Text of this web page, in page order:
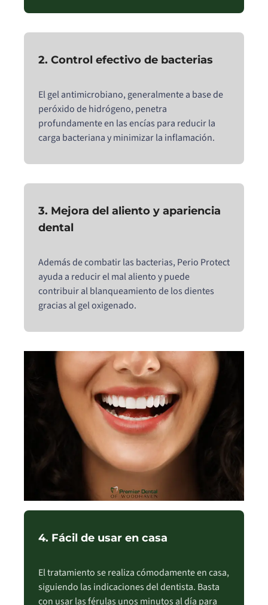
2. Control efectivo de bacterias
El gel antimicrobiano, generalmente a base de
peróxido de hidrógeno, penetra
profundamente en las encías para reducir la
carga bacteriana y minimizar la inflamación.
3. Mejora del aliento y apariencia
dental
Además de combatir las bacterias, Perio Protect
ayuda a reducir el mal aliento y puede
contribuir al blanqueamiento de los dientes
gracias al gel oxigenado.
4. Fácil de usar en casa
El tratamiento se realiza cómodamente en casa,
siguiendo las indicaciones del dentista. Basta
con usar las férulas unos minutos al día para